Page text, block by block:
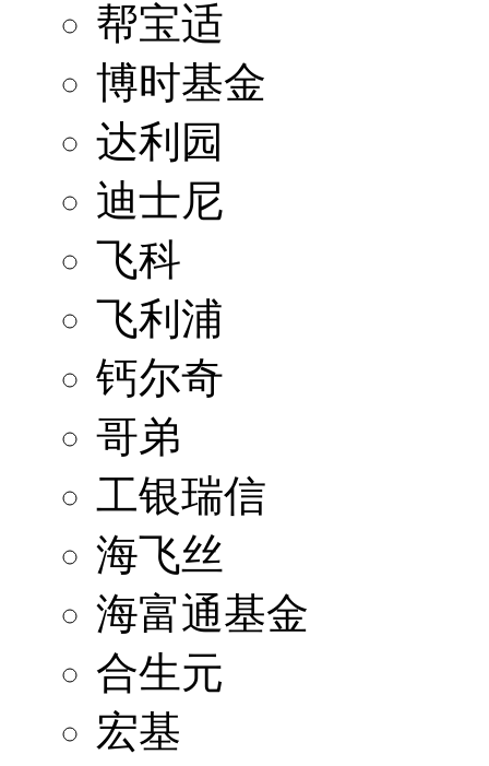
帮宝适
博时基金
达利园
迪士尼
飞科
飞利浦
钙尔奇
哥弟
工银瑞信
海飞丝
海富通基金
合生元
宏基